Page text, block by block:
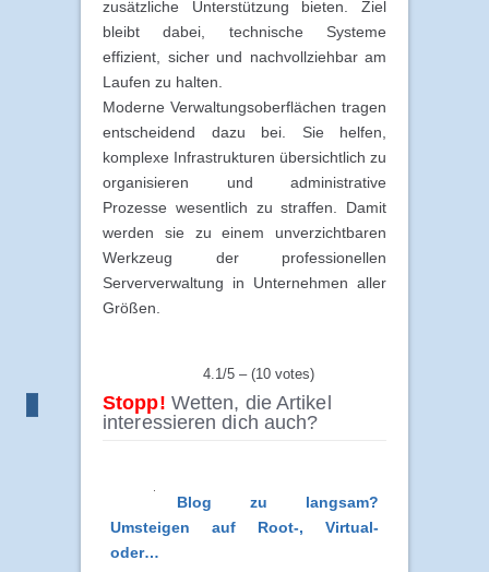
zusätzliche Unterstützung bieten. Ziel
bleibt dabei, technische Systeme
effizient, sicher und nachvollziehbar am
Laufen zu halten.
Moderne Verwaltungsoberflächen tragen
entscheidend dazu bei. Sie helfen,
komplexe Infrastrukturen übersichtlich zu
organisieren und administrative
Prozesse wesentlich zu straffen. Damit
werden sie zu einem unverzichtbaren
Werkzeug der professionellen
Serververwaltung in Unternehmen aller
Größen.
4.1/5 – (10 votes)
Stopp! Wetten, die Artikel
interessieren dich auch?
Blog zu langsam?
Umsteigen auf Root-, Virtual-
oder…